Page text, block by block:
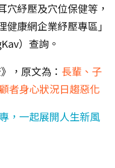
穴紓壓及穴位保健等，
康網企業紓壓專區」
）查詢。
，原文為： 長輩、子
者身心狀況日趨惡化
，一起展開人生新風